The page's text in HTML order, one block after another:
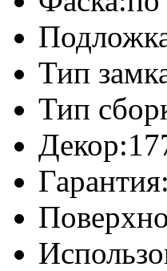
Тип
Тип
Декор:
Гарантия: